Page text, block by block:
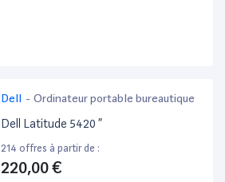
Dell - Ordinateur portable bureautique
Dell Latitude 5420 ”
214 offres à partir de :
220,00 €